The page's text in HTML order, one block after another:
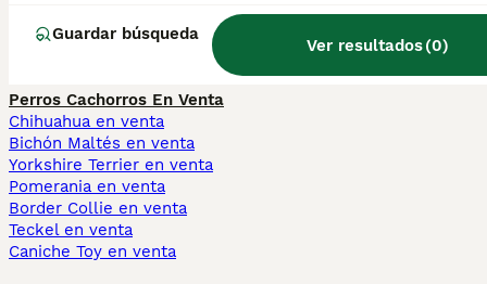
Guardar búsqueda
Ver resultados(0)
¿Mudi Perro precio?
Perros Cachorros En Venta
Chihuahua en venta
Bichón Maltés en venta
Yorkshire Terrier en venta
Pomerania en venta
Border Collie en venta
Teckel en venta
Caniche Toy en venta